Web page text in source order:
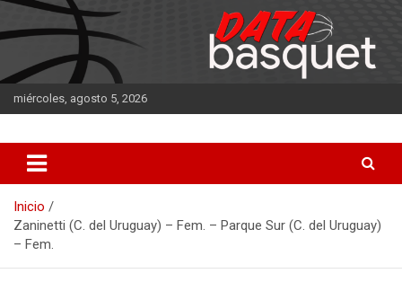
Saltar
al
contenido
miércoles, agosto 5, 2026
DATA Basquet
Inicio
Zaninetti (C. del Uruguay) – Fem. – Parque Sur (C. del Uruguay)
– Fem.